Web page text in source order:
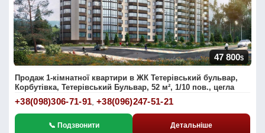
47 800$
Продаж 1-кімнатної квартири в ЖК Тетерівський бульвар,
Корбутівка, Тетерівський Бульвар, 52 м², 1/10 пов., цегла
+38(098)306-71-91,+38(096)247-51-21
📞 Подзвонити Детальніше